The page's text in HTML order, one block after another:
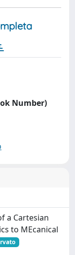
Number)
a Cartesian
to MEcanical